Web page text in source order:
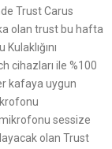
Trust Carus
olan trust bu hafta
cihazları ile %100
kafaya uygun
sessize
olan Trust